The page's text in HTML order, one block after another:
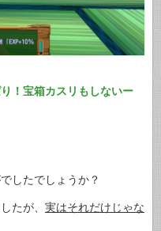
！宝箱カスリもしないー
したでしょうか？
たが、 実はそれだけじゃな